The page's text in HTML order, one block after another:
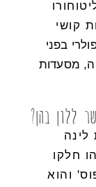
קושי
בפני
מסעדות
ללון בהן?
לינה
חלקו
והוא